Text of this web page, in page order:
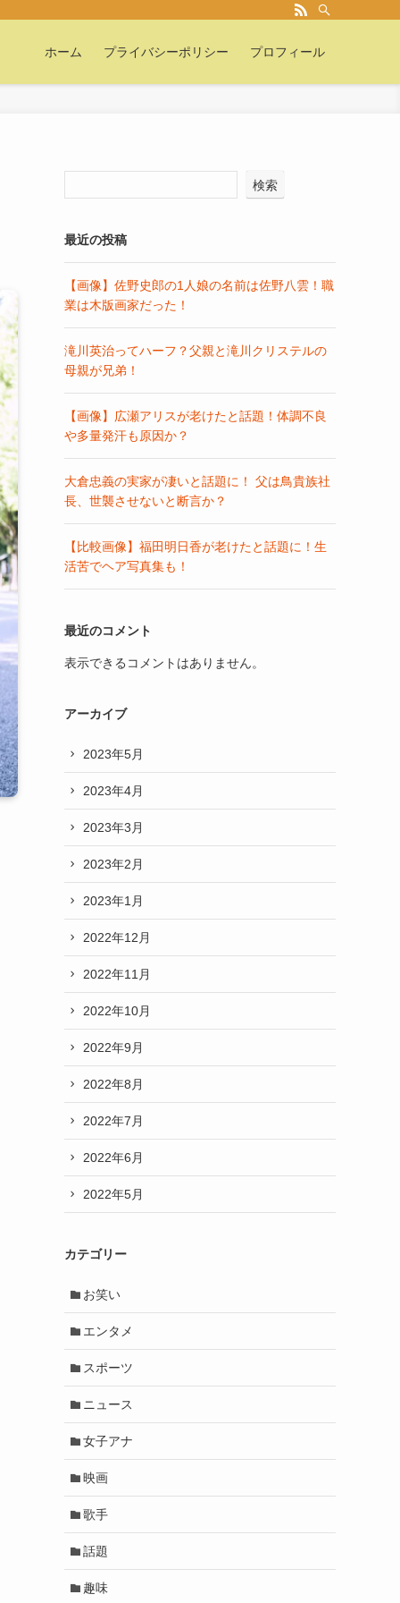
ホーム プライバシーポリシー プロフィール
検索
最近の投稿
【画像】佐野史郎の1人娘の名前は佐野八雲！職
業は木版画家だった！
滝川英治ってハーフ？父親と滝川クリステルの
母親が兄弟！
【画像】広瀬アリスが老けたと話題！体調不良
や多量発汗も原因か？
大倉忠義の実家が凄いと話題に！ 父は鳥貴族社
長、世襲させないと断言か？
【比較画像】福田明日香が老けたと話題に！生
活苦でヘア写真集も！
最近のコメント
表示できるコメントはありません。
アーカイブ
2023年5月
2023年4月
2023年3月
2023年2月
2023年1月
2022年12月
2022年11月
2022年10月
2022年9月
2022年8月
2022年7月
2022年6月
2022年5月
カテゴリー
お笑い
エンタメ
スポーツ
ニュース
女子アナ
映画
歌手
話題
趣味